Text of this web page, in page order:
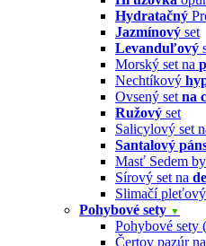
Hydratačný
Jazmínový set
Levanduľový
Morský set na
Nechtíkový
Ovsený set na
Ružový set
Salicylový set
Santalový
Masť Sedem
Sírový set na
Slimačí pleťový
Pohybové sety ▼
Pohybové sety
Čertov pazúr na